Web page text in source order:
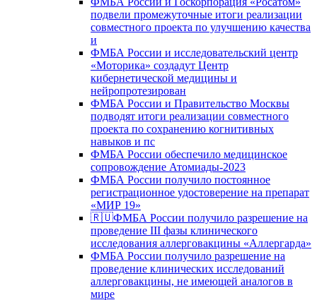
подвели промежуточные итоги реализации
совместного проекта по улучшению качества
и
ФМБА России и исследовательский центр
«Моторика» создадут Центр
кибернетической медицины и
нейропротезирован
ФМБА России и Правительство Москвы
подводят итоги реализации совместного
проекта по сохранению когнитивных
навыков и пс
ФМБА России обеспечило медицинское
сопровождение Атомиады-2023
ФМБА России получило постоянное
регистрационное удостоверение на препарат
«МИР 19»
🇷🇺ФМБА России получило разрешение на
проведение III фазы клинического
исследования аллерговакцины «Аллергарда»
ФМБА России получило разрешение на
проведение клинических исследований
аллерговакцины, не имеющей аналогов в
мире